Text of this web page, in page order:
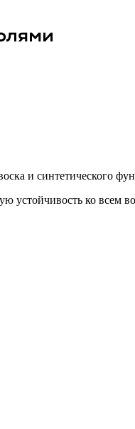
и синтетического
устойчивость ко